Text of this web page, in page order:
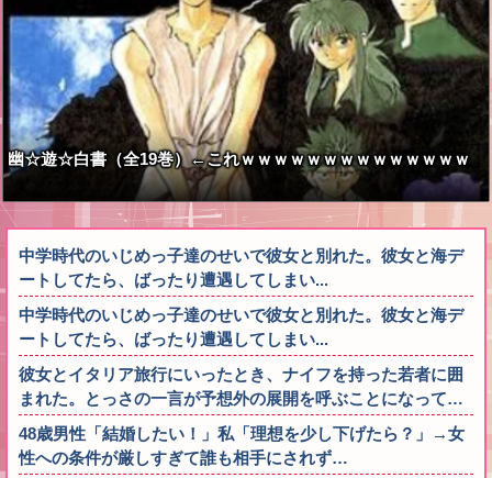
幽☆遊☆白書（全19巻）←これｗｗｗｗｗｗｗｗｗｗｗｗｗｗ
中学時代のいじめっ子達のせいで彼女と別れた。彼女と海デ
ートしてたら、ばったり遭遇してしまい...
中学時代のいじめっ子達のせいで彼女と別れた。彼女と海デ
ートしてたら、ばったり遭遇してしまい...
彼女とイタリア旅行にいったとき、ナイフを持った若者に囲
まれた。とっさの一言が予想外の展開を呼ぶことになって…
48歳男性「結婚したい！」私「理想を少し下げたら？」→女
性への条件が厳しすぎて誰も相手にされず…